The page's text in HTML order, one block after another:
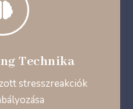
Technika
stresszreakciók